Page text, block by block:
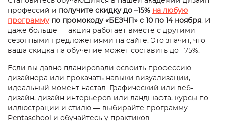
профессий и получите скидку до –15% на любую
программупо промокоду «БЕЗЧП» с 10 по 14 ноября . И
даже больше — акция работает вместе с другими
сезонными предложениями на сайте. Это значит, что
ваша скидка на обучение может составить до –75%.
Если вы давно планировали освоить профессию
дизайнера или прокачать навыки визуализации,
идеальный момент настал. Графический или веб-
дизайн, дизайн интерьеров или ландшафта, курсы по
иллюстрации и стилю — выбирайте программу
Pentaschool и обучайтесь у практиков.